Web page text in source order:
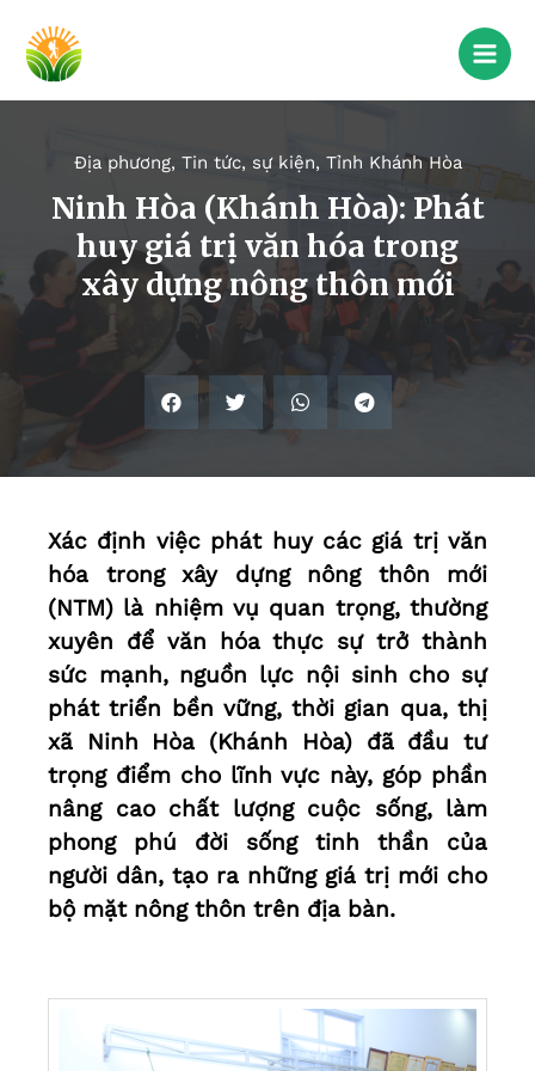
Địa phương, Tin tức, sự kiện, Tỉnh Khánh Hòa
Ninh Hòa (Khánh Hòa): Phát
huy giá trị văn hóa trong
xây dựng nông thôn mới
Xác định việc phát huy các giá trị văn
hóa trong xây dựng nông thôn mới
(NTM) là nhiệm vụ quan trọng, thường
xuyên để văn hóa thực sự trở thành
sức mạnh, nguồn lực nội sinh cho sự
phát triển bền vững, thời gian qua, thị
xã Ninh Hòa (Khánh Hòa) đã đầu tư
trọng điểm cho lĩnh vực này, góp phần
nâng cao chất lượng cuộc sống, làm
phong phú đời sống tinh thần của
người dân, tạo ra những giá trị mới cho
bộ mặt nông thôn trên địa bàn.